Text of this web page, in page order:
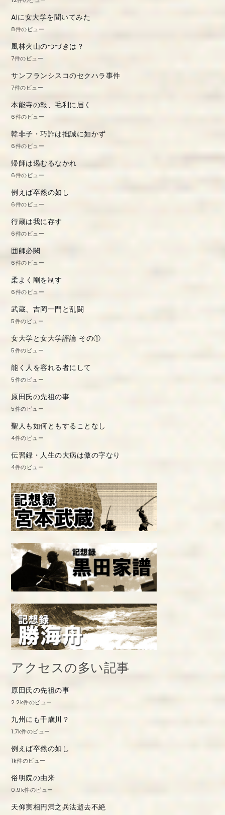
AIに女大学を聞いてみた
8件のビュー
風林火山のつづきは？
7件のビュー
サンフランシスコのセクハラ事件
7件のビュー
本能寺の報、毛利に届く
6件のビュー
韓非子・巧詐は拙誠に如かず
6件のビュー
帰師は遏むるなかれ
6件のビュー
例えば卒然の如し
6件のビュー
行蔵は我に存す
6件のビュー
囲師必闕
6件のビュー
柔よく剛を制す
6件のビュー
武蔵、吉岡一門と乱闘
5件のビュー
女大学と女大学評論 その①
5件のビュー
能く人を容れる者にして
5件のビュー
原田氏の先祖の事
5件のビュー
聖人も如何ともすることなし
4件のビュー
伝習録・人生の大病は傲の字なり
4件のビュー
アクセスの多い記事
原田氏の先祖の事
2.2k件のビュー
九州にも千歳川？
1.7k件のビュー
例えば卒然の如し
1k件のビュー
俗明院の由来
0.9k件のビュー
天仰実相円満之兵法逝去不絶